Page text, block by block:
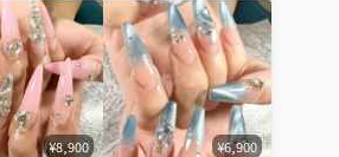
¥8,900 ¥6,900